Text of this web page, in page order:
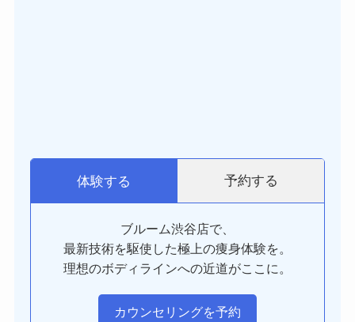
体験する 予約する
ブルーム渋谷店で、
最新技術を駆使した極上の痩身体験を。
理想のボディラインへの近道がここに。
カウンセリングを予約